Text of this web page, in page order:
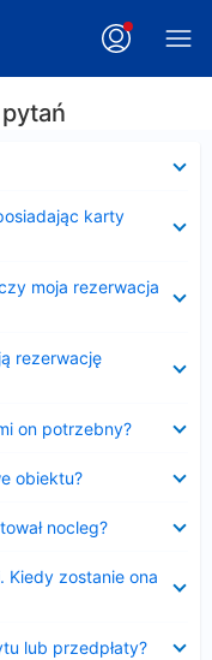
karty
moja rezerwacja
rezerwację
on potrzebny?
obiektu?
nocleg?
zostanie ona
lub przedpłaty?